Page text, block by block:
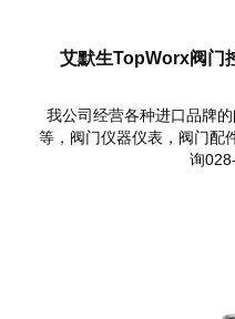
艾默生TopWorx阀门
我公司经营各种进口品牌
等，阀门仪器仪表，阀门配
询